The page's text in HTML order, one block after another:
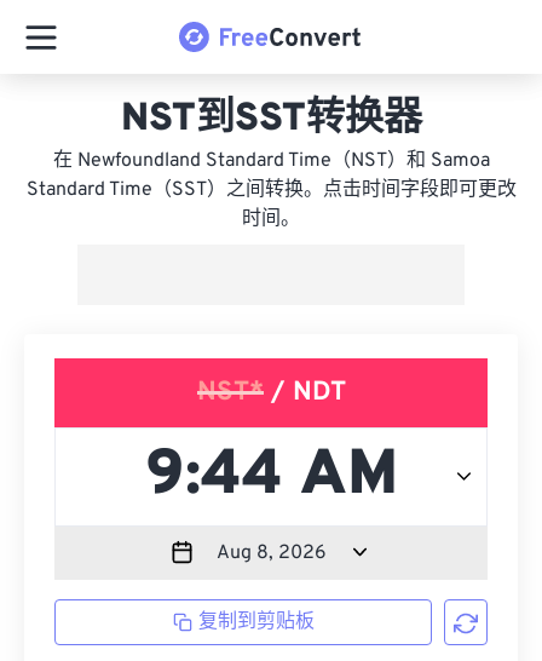
NST到SST转换器
在 Newfoundland Standard Time（NST）和 Samoa
Standard Time（SST）之间转换。点击时间字段即可更改
时间。
NST*/ NDT
复制到剪贴板